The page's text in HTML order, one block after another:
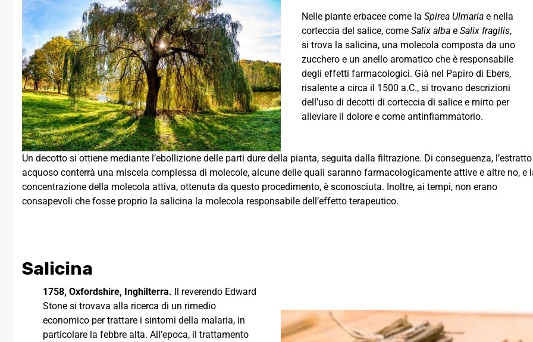
Nelle piante erbacee come la Spirea Ulmariae nella
corteccia del salice, come Salix albae Salix fragilis,
si trova la salicina, una molecola composta da uno
zucchero e un anello aromatico che è responsabile
degli effetti farmacologici. Già nel Papiro di Ebers,
risalente a circa il 1500 a.C., si trovano descrizioni
dell’uso di decotti di corteccia di salice e mirto per
alleviare il dolore e come antinfiammatorio.
Un decotto si ottiene mediante l’ebollizione delle parti dure della pianta, seguita dalla filtrazione. Di conseguenza, l’estratto
acquoso conterrà una miscela complessa di molecole, alcune delle quali saranno farmacologicamente attive e altre no, e
concentrazione della molecola attiva, ottenuta da questo procedimento, è sconosciuta. Inoltre, ai tempi, non erano
consapevoli che fosse proprio la salicina la molecola responsabile dell’effetto terapeutico.
Salicina
1758, Oxfordshire, Inghilterra. Il reverendo Edward
Stone si trovava alla ricerca di un rimedio
economico per trattare i sintomi della malaria, in
particolare la febbre alta. All’epoca, il trattamento